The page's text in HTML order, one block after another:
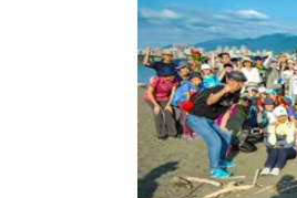
跡。